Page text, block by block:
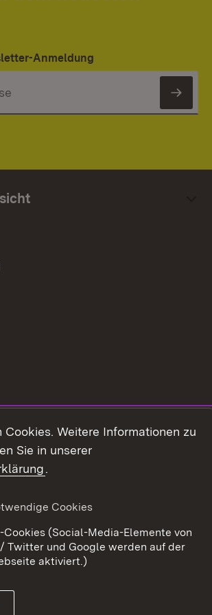
Anmeldung
Barrierefreiheit
Cookies
Cookies. Weitere Informationen zu
Sie in unserer
.
Cookies
(Social-Media-Elemente von
Twitter und Google werden auf der
aktiviert.)